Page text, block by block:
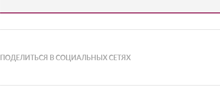
ПОДЕЛИТЬСЯ В СОЦИАЛЬНЫХ СЕТЯХ